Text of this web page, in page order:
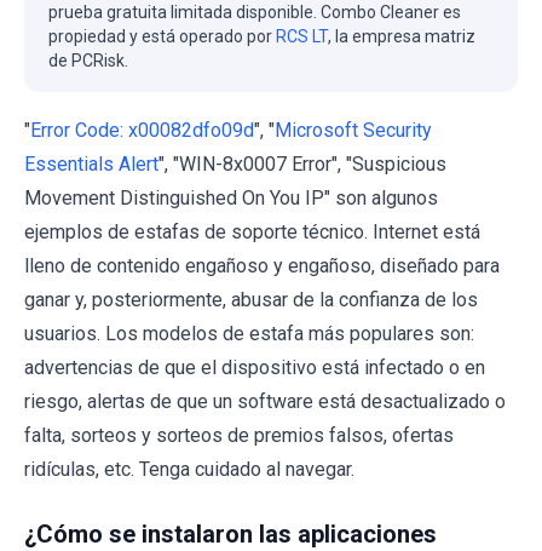
prueba gratuita limitada disponible. Combo Cleaner es
propiedad y está operado por RCS LT, la empresa matriz
de PCRisk.
"Error Code: x00082dfo09d", "Microsoft Security
Essentials Alert", "WIN-8x0007 Error", "Suspicious
Movement Distinguished On You IP" son algunos
ejemplos de estafas de soporte técnico. Internet está
lleno de contenido engañoso y engañoso, diseñado para
ganar y, posteriormente, abusar de la confianza de los
usuarios. Los modelos de estafa más populares son:
advertencias de que el dispositivo está infectado o en
riesgo, alertas de que un software está desactualizado o
falta, sorteos y sorteos de premios falsos, ofertas
ridículas, etc. Tenga cuidado al navegar.
¿Cómo se instalaron las aplicaciones